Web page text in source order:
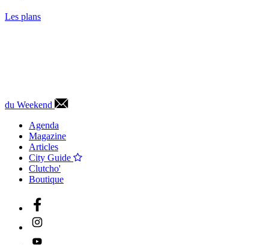
Les plans
du Weekend
Agenda
Magazine
Articles
City Guide
Clutcho'
Boutique